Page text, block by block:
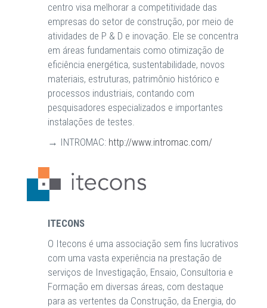
centro visa melhorar a competitividade das
empresas do setor de construção, por meio de
atividades de P & D e inovação. Ele se concentra
em áreas fundamentais como otimização de
eficiência energética, sustentabilidade, novos
materiais, estruturas, patrimônio histórico e
processos industriais, contando com
pesquisadores especializados e importantes
instalações de testes.
→ INTROMAC: http://www.intromac.com/
ITECONS
O Itecons é uma associação sem fins lucrativos
com uma vasta experiência na prestação de
serviços de Investigação, Ensaio, Consultoria e
Formação em diversas áreas, com destaque
para as vertentes da Construção, da Energia, do